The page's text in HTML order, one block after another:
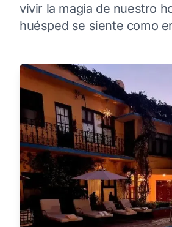
vivir la magia de nuestro
huésped se siente como